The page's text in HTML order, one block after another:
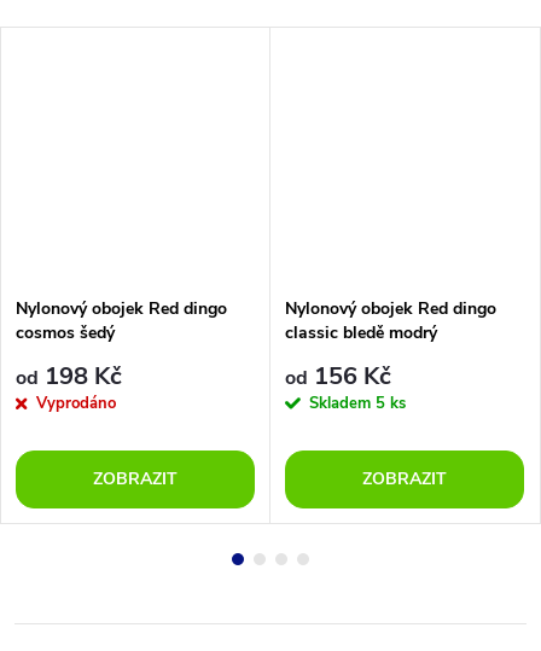
Nylonový obojek Red dingo
cosmos šedý
od 198 Kč
Vyprodáno
ZOBRAZIT
Nylonový obojek Red dingo
classic bledě modrý
od 156 Kč
Skladem 5 ks
ZOBRAZIT